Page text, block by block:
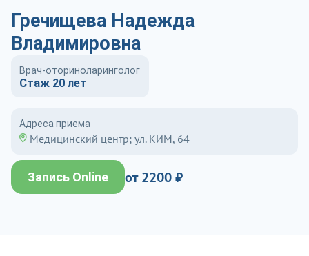
Гречищева Надежда
Владимировна
Врач-оториноларинголог
Стаж 20 лет
Адреса приема
Медицинский центр; ул. КИМ, 64
Запись Online от 2200 ₽